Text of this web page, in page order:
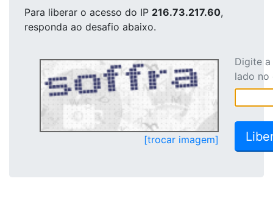
Para liberar o acesso do IP 216.73.217.60,
responda ao desafio abaixo.
[trocar imagem]
Digite
lado no